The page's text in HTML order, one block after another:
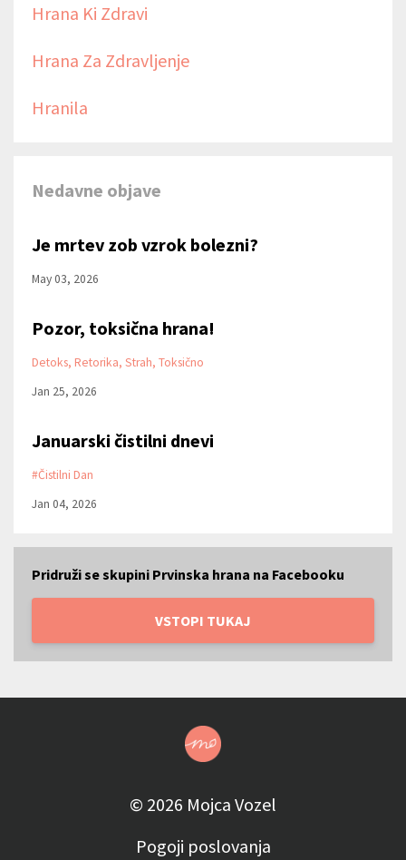
Hrana Ki Zdravi
Hrana Za Zdravljenje
Hranila
Nedavne objave
Je mrtev zob vzrok bolezni?
May 03, 2026
Pozor, toksična hrana!
Detoks Retorika Strah Toksično
Jan 25, 2026
Januarski čistilni dnevi
#čistilni Dan
Jan 04, 2026
Pridruži se skupini Prvinska hrana na Facebooku
VSTOPI TUKAJ
© 2026 Mojca Vozel
Pogoji poslovanja